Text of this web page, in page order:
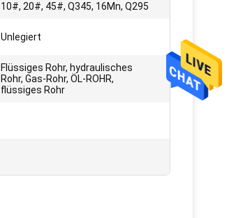
10#, 20#, 45#, Q345, 16Mn, Q295
Unlegiert
Flüssiges Rohr, hydraulisches
Rohr, Gas-Rohr, ÖL-ROHR,
flüssiges Rohr